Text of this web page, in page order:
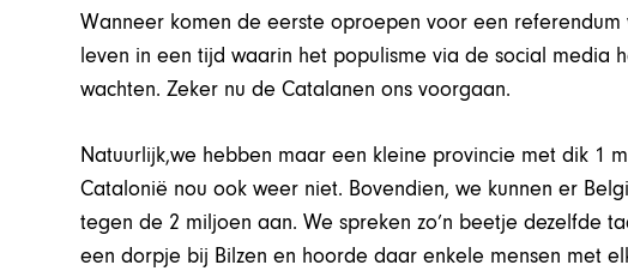
Wanneer komen de eerste oproepen voor een
leven in een tijd waarin het populisme via de social media
wachten. Zeker nu de Catalanen ons voorgaan.
Natuurlijk,we hebben maar een kleine provincie met dik 1
Catalonië nou ook weer niet. Bovendien, we kunnen er
tegen de 2 miljoen aan. We spreken zo’n beetje dezelfde
een dorpje bij Bilzen en hoorde daar enkele mensen met